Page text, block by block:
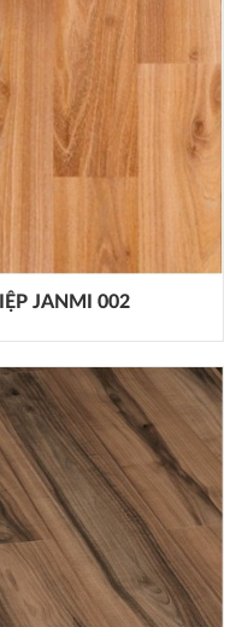
JANMI 002